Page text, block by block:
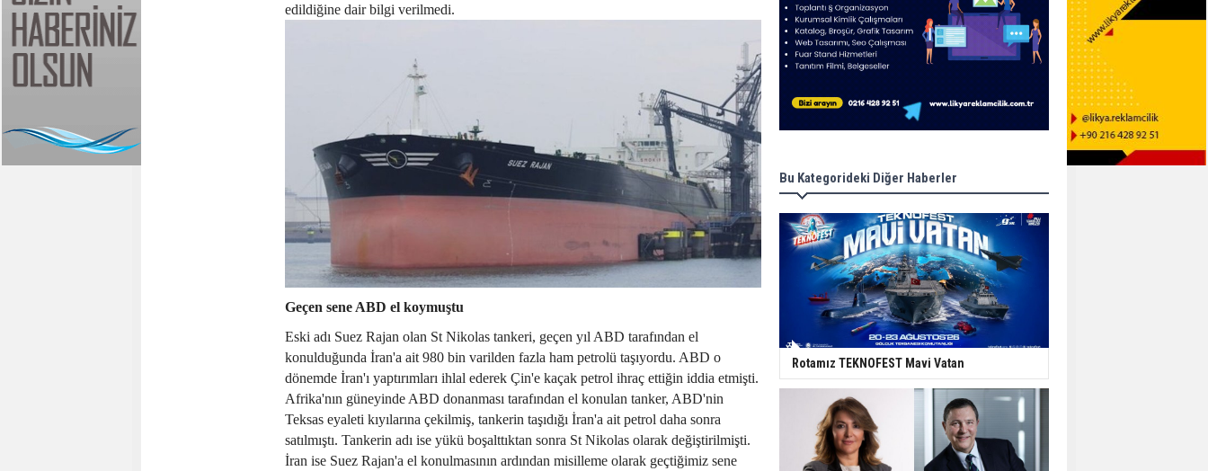
edildiğine dair bilgi verilmedi.
Geçen sene ABD el koymuştu
Eski adı Suez Rajan olan St Nikolas tankeri, geçen yıl ABD tarafından el
konulduğunda İran'a ait 980 bin varilden fazla ham petrolü taşıyordu. ABD o
dönemde İran'ı yaptırımları ihlal ederek Çin'e kaçak petrol ihraç ettiğin iddia etmişti.
Afrika'nın güneyinde ABD donanması tarafından el konulan tanker, ABD'nin
Teksas eyaleti kıyılarına çekilmiş, tankerin taşıdığı İran'a ait petrol daha sonra
satılmıştı. Tankerin adı ise yükü boşalttıktan sonra St Nikolas olarak değiştirilmişti.
İran ise Suez Rajan'a el konulmasının ardından misilleme olarak geçtiğimiz sene
Bu Kategorideki Diğer Haberler
Rotamız TEKNOFEST Mavi Vatan